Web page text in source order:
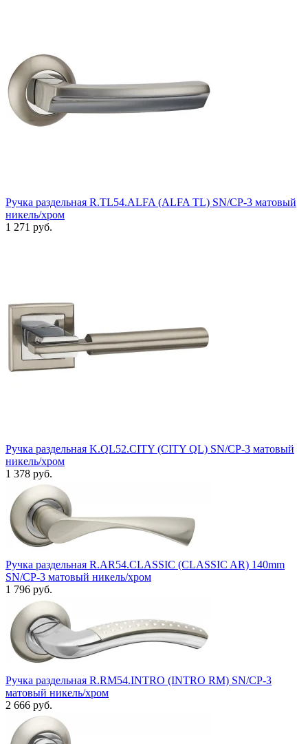
Ручка раздельная R.TL54.ALFA (ALFA TL) SN/CP-3 матовый
никель/хром
1 271 руб.
Ручка раздельная K.QL52.CITY (CITY QL) SN/CP-3 матовый
никель/хром
1 378 руб.
Ручка раздельная R.AR54.CLASSIC (CLASSIC AR) 140mm
SN/CP-3 матовый никель/хром
1 796 руб.
Ручка раздельная R.RM54.INTRO (INTRO RM) SN/CP-3
матовый никель/хром
2 666 руб.